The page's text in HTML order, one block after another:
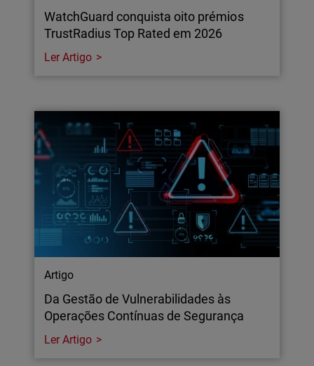
WatchGuard conquista oito prémios
TrustRadius Top Rated em 2026
Ler Artigo
Artigo
Da Gestão de Vulnerabilidades às
Operações Contínuas de Segurança
Ler Artigo